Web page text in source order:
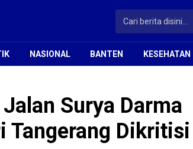
NASIONAL BANTEN KESEHATAN
Surya Darma
Tangerang Dikritisi